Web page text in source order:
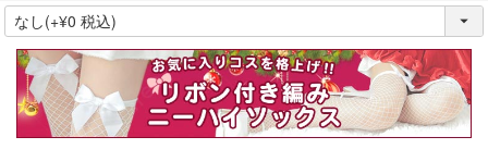
(
必
須
)